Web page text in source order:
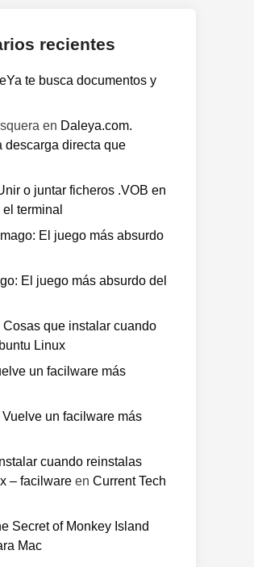
recientes
te busca documentos y
en Daleya.com.
descarga directa que
o juntar ficheros .VOB en
terminal
El juego más absurdo
El juego más absurdo del
Cosas que instalar cuando
Linux
un facilware más
Vuelve un facilware más
cuando reinstalas
– facilware en Current Tech
Secret of Monkey Island
Mac